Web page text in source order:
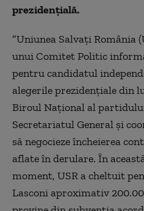
prezidenţială.
”Uniunea Salvaţi România
unui Comitet Politic
pentru candidatul
alegerile prezidenţiale din
Biroul Naţional al
Secretariatul General şi
să negocieze încheierea
aflate în derulare. În
moment, USR a cheltuit
Lasconi aproximativ